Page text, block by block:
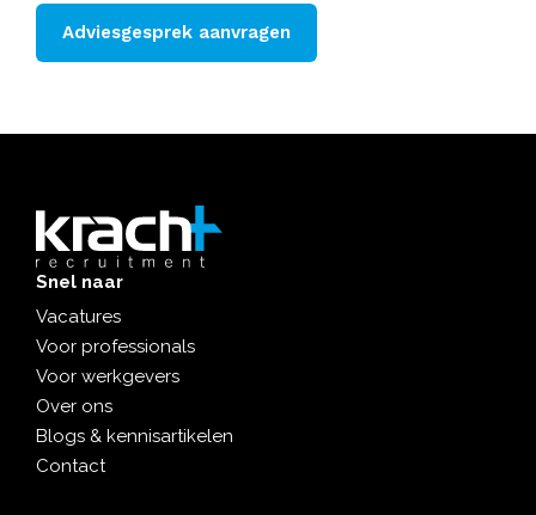
Adviesgesprek aanvragen
Snel naar
Vacatures
Voor professionals
Voor werkgevers
Over ons
Blogs & kennisartikelen
Contact